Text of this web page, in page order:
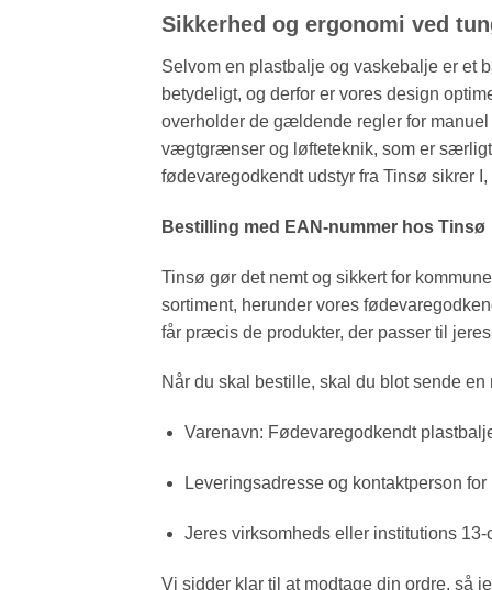
Sikkerhed og ergonomi ved
Selvom en plastbalje og vaskebalje er et
betydeligt, og derfor er vores design
overholder de gældende regler for
vægtgrænser og løfteteknik, som er
fødevaregodkendt udstyr fra Tinsø sikrer
Bestilling med EAN-nummer hos Tinsø
Tinsø gør det nemt og sikkert for
sortiment, herunder vores
får præcis de produkter, der passer til
Når du skal bestille, skal du blot sende
Varenavn: Fødevaregodkendt
Leveringsadresse og kontaktperson
Jeres virksomheds eller institutions
Vi sidder klar til at modtage din ordre, så